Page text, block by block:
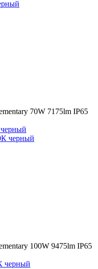
70W 7175lm IP65
100W 9475lm IP65
черный